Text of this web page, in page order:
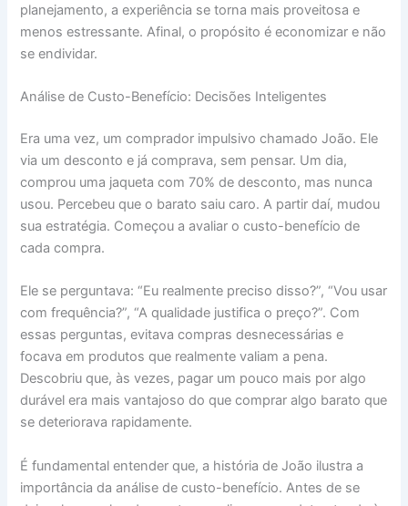
planejamento, a experiência se torna mais proveitosa e
menos estressante. Afinal, o propósito é economizar e não
se endividar.
Análise de Custo-Benefício: Decisões Inteligentes
Era uma vez, um comprador impulsivo chamado João. Ele
via um desconto e já comprava, sem pensar. Um dia,
comprou uma jaqueta com 70% de desconto, mas nunca
usou. Percebeu que o barato saiu caro. A partir daí, mudou
sua estratégia. Começou a avaliar o custo-benefício de
cada compra.
Ele se perguntava: “Eu realmente preciso disso?”, “Vou usar
com frequência?”, “A qualidade justifica o preço?”. Com
essas perguntas, evitava compras desnecessárias e
focava em produtos que realmente valiam a pena.
Descobriu que, às vezes, pagar um pouco mais por algo
durável era mais vantajoso do que comprar algo barato que
se deteriorava rapidamente.
É fundamental entender que, a história de João ilustra a
importância da análise de custo-benefício. Antes de se